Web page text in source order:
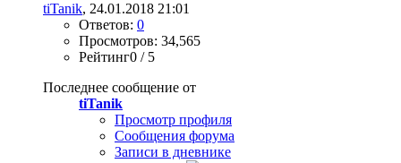
tiTanik, 24.01.2018 21:01
Ответов: 0
Просмотров: 34,565
Рейтинг0 / 5
Последнее сообщение от
tiTanik
Просмотр профиля
Сообщения форума
Записи в дневнике